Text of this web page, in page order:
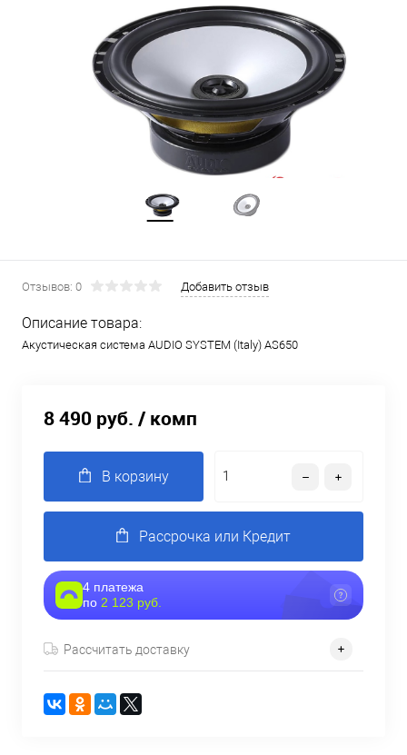
Отзывов: 0 Добавить отзыв
Описание товара:
Акустическая система AUDIO SYSTEM (Italy) AS650
8 490 руб. / комп
В корзину
Рассрочка или Кредит
4 платежа
по 2 123 руб.
Рассчитать доставку